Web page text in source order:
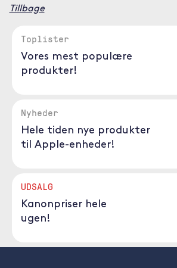
Tillbage
Toplister
Vores mest populære
produkter!
Nyheder
Hele tiden nye produkter
til Apple-enheder!
UDSALG
Kanonpriser hele
ugen!